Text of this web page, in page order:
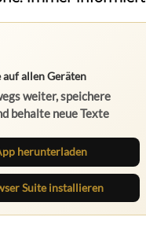
allen Geräten
weiter, speichere
behalte neue Texte
herunterladen
Suite installieren